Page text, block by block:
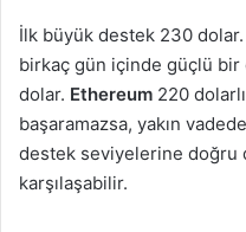
İlk büyük destek 230
birkaç gün içinde güçlü
dolar. Ethereum 220
başaramazsa, yakın
destek seviyelerine doğru
karşılaşabilir.